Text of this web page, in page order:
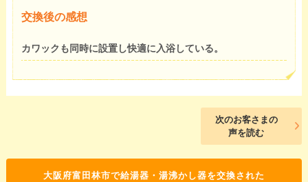
交換後の感想
カワックも同時に設置し快適に入浴している。
次のお客さまの
声を読む
大阪府富田林市で給湯器・湯沸かし器を交換された